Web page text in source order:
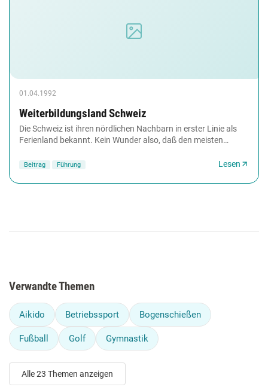
01.04.1992
Weiterbildungsland Schweiz
Die Schweiz ist ihren nördlichen Nachbarn in erster Linie als
Ferienland bekannt. Kein Wunder also, daß den meisten
Beitrag Führung Lesen
Verwandte Themen
Aikido Betriebssport Bogenschießen
Fußball Golf Gymnastik
Alle 23 Themen anzeigen